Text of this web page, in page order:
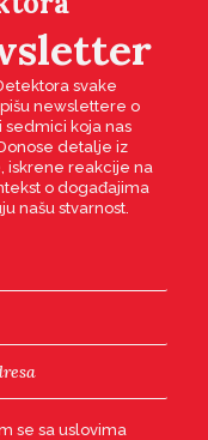
svake
newslettere o
sedmici koja nas
detalje iz
iskrene reakcije na
o događajima
našu stvarnost.
se sa uslovima